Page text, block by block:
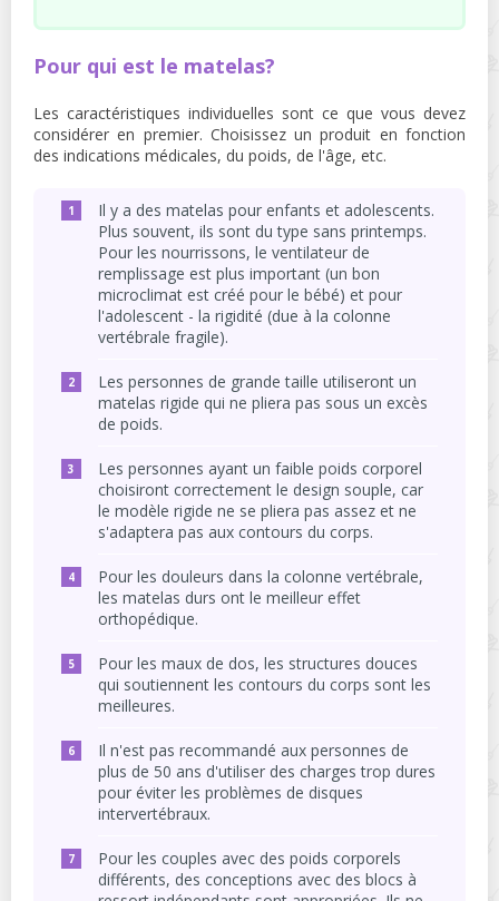
Pour qui est le matelas?
Les caractéristiques individuelles sont ce que vous devez
considérer en premier. Choisissez un produit en fonction
des indications médicales, du poids, de l'âge, etc.
Il y a des matelas pour enfants et adolescents.
Plus souvent, ils sont du type sans printemps.
Pour les nourrissons, le ventilateur de
remplissage est plus important (un bon
microclimat est créé pour le bébé) et pour
l'adolescent - la rigidité (due à la colonne
vertébrale fragile).
Les personnes de grande taille utiliseront un
matelas rigide qui ne pliera pas sous un excès
de poids.
Les personnes ayant un faible poids corporel
choisiront correctement le design souple, car
le modèle rigide ne se pliera pas assez et ne
s'adaptera pas aux contours du corps.
Pour les douleurs dans la colonne vertébrale,
les matelas durs ont le meilleur effet
orthopédique.
Pour les maux de dos, les structures douces
qui soutiennent les contours du corps sont les
meilleures.
Il n'est pas recommandé aux personnes de
plus de 50 ans d'utiliser des charges trop dures
pour éviter les problèmes de disques
intervertébraux.
Pour les couples avec des poids corporels
différents, des conceptions avec des blocs à